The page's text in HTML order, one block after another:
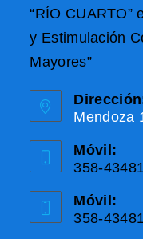
“RÍO CUARTO”
y Estimulación
Mayores”
Mendoza
Móvil:
358-
Móvil:
358-